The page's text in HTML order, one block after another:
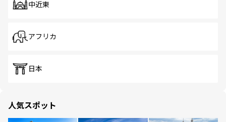
中近東
アフリカ
日本
人気スポット